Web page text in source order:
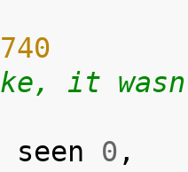
it
seen 0 ,